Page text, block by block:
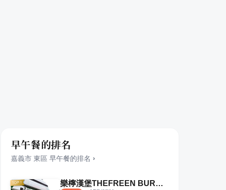
早午餐的排名
嘉義市 東區 早午餐的排名 ›
樂檸漢堡THEFREEN BURGER 嘉義中山市府門市